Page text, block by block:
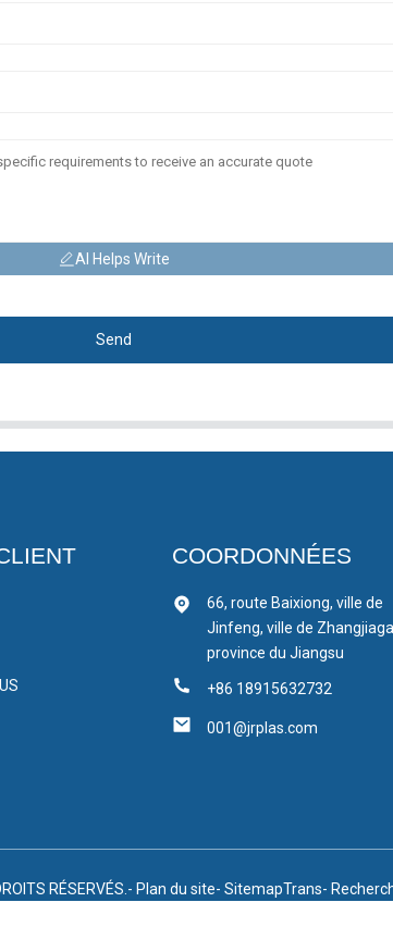
AI Helps Write
Send
COORDONNÉES
66, route Baixiong, ville de
Jinfeng, ville de
province du Jiangsu
+86 18915632732
001@jrplas.com
RÉSERVÉS. - Plan du site- SitemapTrans-